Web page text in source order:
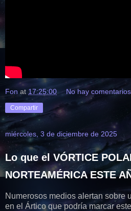
Fon at 17:25:00 No hay
Compartir
miércoles, 3 de diciembre de 2025
Lo que el VÓRTICE
NORTEAMÉRICA ESTE
Numerosos medios alertan sobre
en el Ártico que podría marcar